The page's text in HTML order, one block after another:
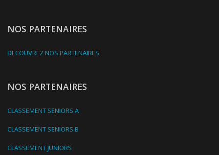
NOS PARTENAIRES
DECOUVREZ NOS PARTENAIRES
NOS PARTENAIRES
CLASSEMENT SENIORS A
CLASSEMENT SENIORS B
CLASSEMENT JUNIORS